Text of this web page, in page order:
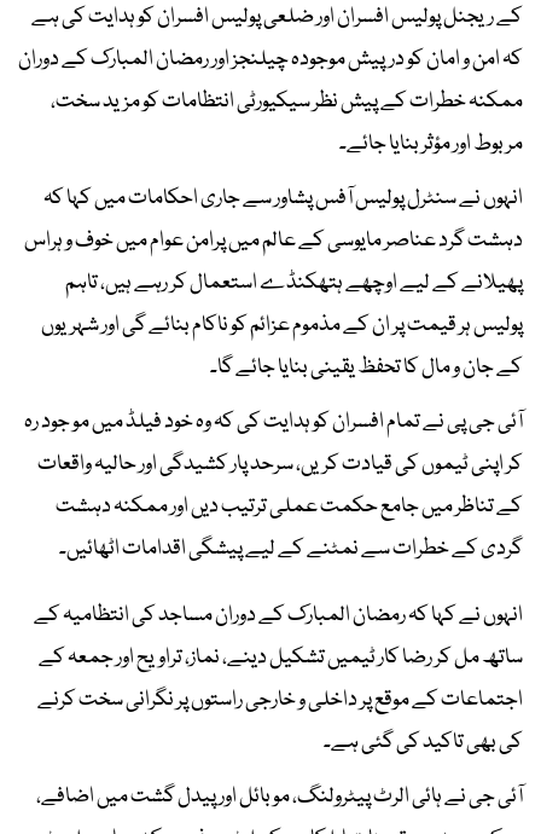
کے ریجنل پولیس افسران اور ضلعی پولیس افسران کو ہدایت کی ہے
کہ امن و امان کو درپیش موجودہ چیلنجز اور رمضان المبارک کے دوران
ممکنہ خطرات کے پیش نظر سیکیورٹی انتظامات کو مزید سخت،
مربوط اور مؤثر بنایا جائے۔
انہوں نے سنٹرل پولیس آفس پشاور سے جاری احکامات میں کہا کہ
دہشت گرد عناصر مایوسی کے عالم میں پرامن عوام میں خوف و ہراس
پھیلانے کے لیے اوچھے ہتھکنڈے استعمال کر رہے ہیں، تاہم
پولیس ہر قیمت پر ان کے مذموم عزائم کو ناکام بنائے گی اور شہریوں
کے جان و مال کا تحفظ یقینی بنایا جائے گا۔
آئی جی پی نے تمام افسران کو ہدایت کی کہ وہ خود فیلڈ میں مو جود رہ
کر اپنی ٹیموں کی قیادت کریں، سرحد پار کشیدگی اور حالیہ واقعات
کے تناظر میں جامع حکمت عملی ترتیب دیں اور ممکنہ دہشت
گردی کے خطرات سے نمٹنے کے لیے پیشگی اقدامات اٹھائیں۔
انہوں نے کہا کہ رمضان المبارک کے دوران مساجد کی انتظامیہ کے
ساتھ مل کر رضا کار ٹیمیں تشکیل دینے، نماز، تراویح اور جمعہ کے
اجتماعات کے موقع پر داخلی و خارجی راستوں پر نگرانی سخت کرنے
کی بھی تاکید کی گئی ہے۔
آئی جی نے ہائی الرٹ پیٹرولنگ، موبائل اور پیدل گشت میں اضافے،